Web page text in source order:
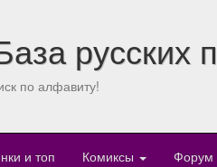
русских
по алфавиту!
и топ Комиксы Форум